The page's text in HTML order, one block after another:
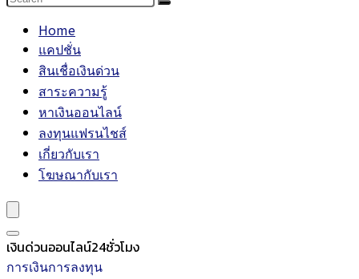
Home
แคปชั่น
สินเชื่อเงินด่วน
สาระความรู้
หาเงินออนไลน์
ลงทุนแฟรนไชส์
เกี่ยวกับเรา
โฆษณากับเรา
เงินด่วนออนไลน์24ชั่วโมง
การเงินการลงทุน